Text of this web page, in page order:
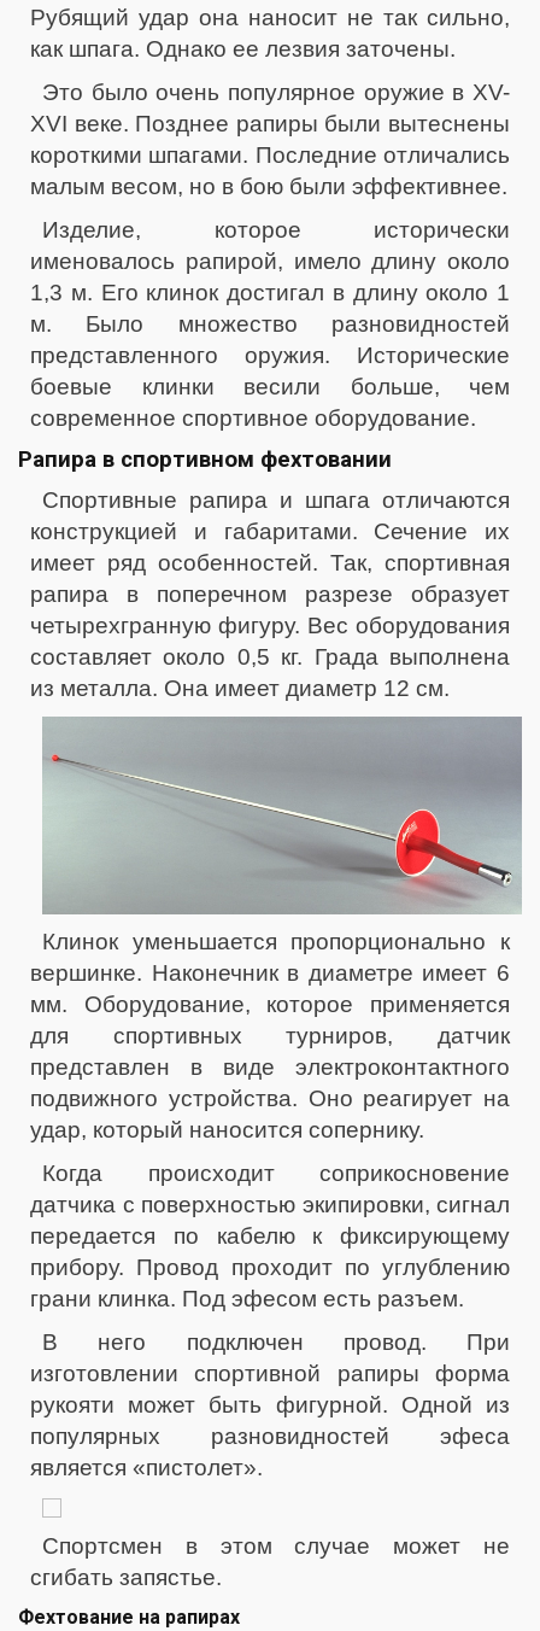
Рубящий удар она наносит не так сильно,
как шпага. Однако ее лезвия заточены.
Это было очень популярное оружие в XV-
XVI веке. Позднее рапиры были вытеснены
короткими шпагами. Последние отличались
малым весом, но в бою были эффективнее.
Изделие, которое исторически
именовалось рапирой, имело длину около
1,3 м. Его клинок достигал в длину около 1
м. Было множество разновидностей
представленного оружия. Исторические
боевые клинки весили больше, чем
современное спортивное оборудование.
Рапира в спортивном фехтовании
Спортивные рапира и шпага отличаются
конструкцией и габаритами. Сечение их
имеет ряд особенностей. Так, спортивная
рапира в поперечном разрезе образует
четырехгранную фигуру. Вес оборудования
составляет около 0,5 кг. Града выполнена
из металла. Она имеет диаметр 12 см.
Клинок уменьшается пропорционально к
вершинке. Наконечник в диаметре имеет 6
мм. Оборудование, которое применяется
для спортивных турниров, датчик
представлен в виде электроконтактного
подвижного устройства. Оно реагирует на
удар, который наносится сопернику.
Когда происходит соприкосновение
датчика с поверхностью экипировки, сигнал
передается по кабелю к фиксирующему
прибору. Провод проходит по углублению
грани клинка. Под эфесом есть разъем.
В него подключен провод. При
изготовлении спортивной рапиры форма
рукояти может быть фигурной. Одной из
популярных разновидностей эфеса
является «пистолет».
Спортсмен в этом случае может не
сгибать запястье.
Фехтование на рапирах